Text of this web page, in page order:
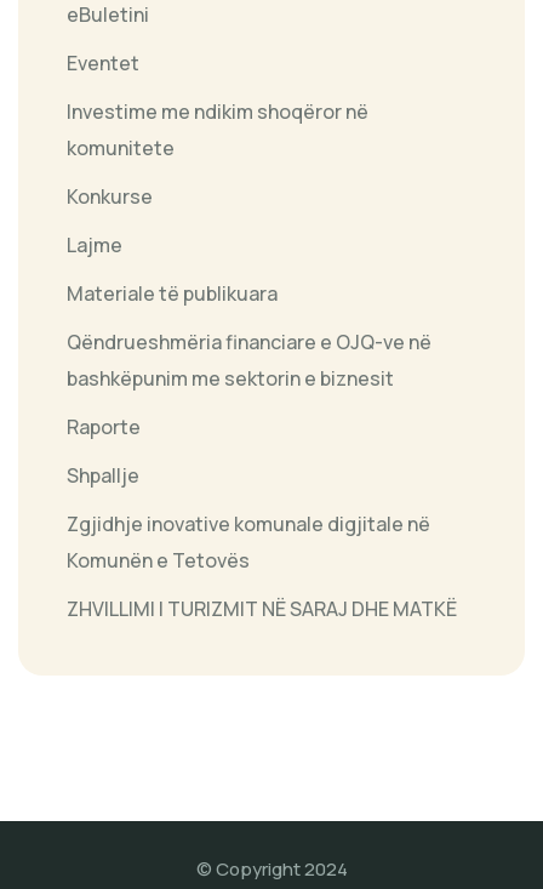
eBuletini
Eventet
Investime me ndikim shoqëror në
komunitete
Konkurse
Lajme
Materiale të publikuara
Qëndrueshmëria financiare e OJQ-ve në
bashkëpunim me sektorin e biznesit
Raporte
Shpallje
Zgjidhje inovative komunale digjitale në
Komunën e Tetovës
ZHVILLIMI I TURIZMIT NË SARAJ DHE MATKË
© Copyright 2024